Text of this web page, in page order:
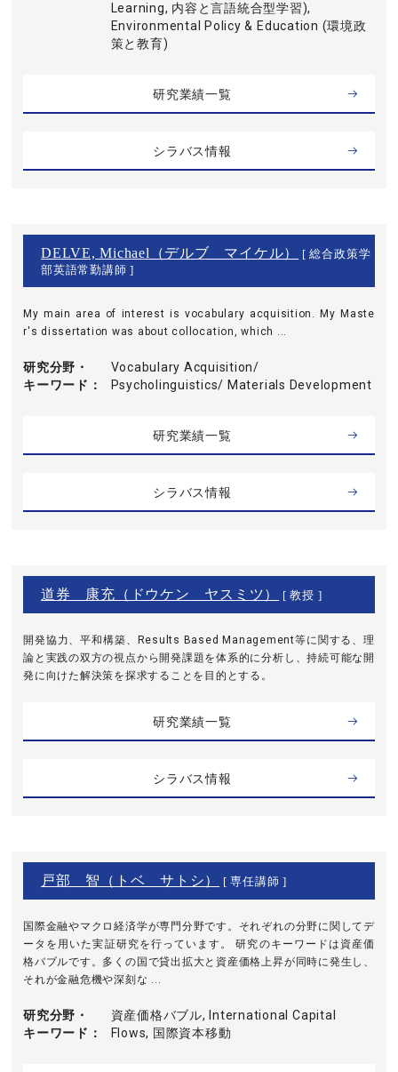
Learning, 内容と言語統合型学習),
Environmental Policy & Education (環境政
策と教育)
研究業績一覧
シラバス情報
DELVE, Michael（デルブ マイケル）
[ 総合政策学
部英語常勤講師 ]
My main area of interest is vocabulary acquisition. My Maste
r's dissertation was about collocation, which ...
研究分野・
キーワード
Vocabulary Acquisition/
Psycholinguistics/ Materials Development
研究業績一覧
シラバス情報
道券 康充（ドウケン ヤスミツ） [ 教授 ]
開発協力、平和構築、Results Based Management等に関する、理
論と実践の双方の視点から開発課題を体系的に分析し、持続可能な開
発に向けた解決策を探求することを目的とする。
研究業績一覧
シラバス情報
戸部 智（トベ サトシ） [ 専任講師 ]
国際金融やマクロ経済学が専門分野です。それぞれの分野に関してデ
ータを用いた実証研究を行っています。 研究のキーワードは資産価
格バブルです。多くの国で貸出拡大と資産価格上昇が同時に発生し、
それが金融危機や深刻な ...
研究分野・
キーワード
資産価格バブル, International Capital
Flows, 国際資本移動